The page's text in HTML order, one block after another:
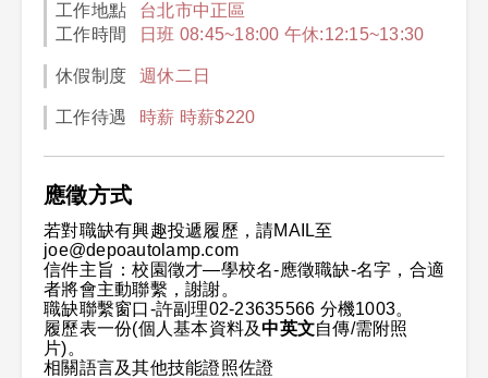
工作地點
台北市中正區
工作時間
日班 08:45~18:00 午休:12:15~13:30
休假制度 週休二日
工作待遇 時薪 時薪$220
應徵方式
若對職缺有興趣投遞履歷，請MAIL至
joe@depoautolamp.com
信件主旨：校園徵才—學校名-應徵職缺-名字，合適
者將會主動聯繫，謝謝。
職缺聯繫窗口-許副理02-23635566 分機1003。
履歷表一份(個人基本資料及中英文自傳/需附照
片)。
相關語言及其他技能證照佐證